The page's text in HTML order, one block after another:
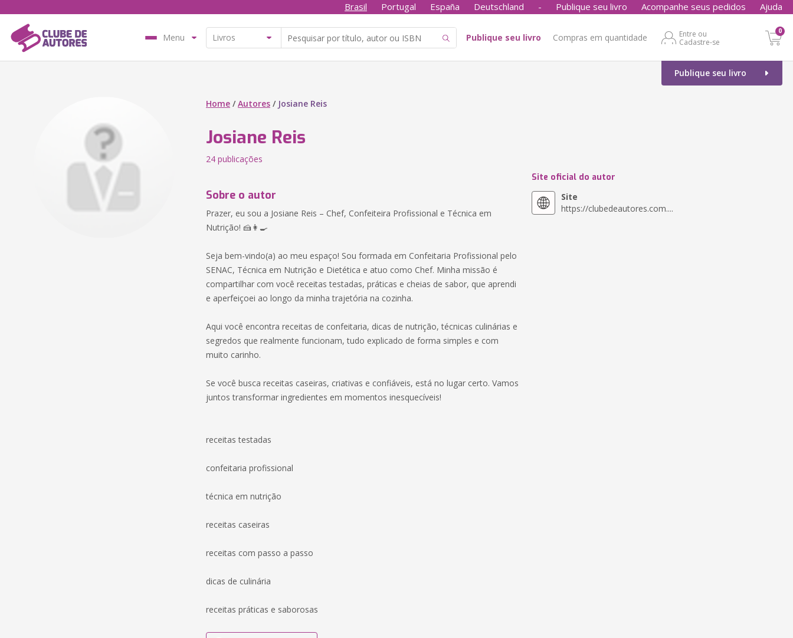
Brasil Portugal España Deutschland - Publique seu livro Acompanhe seus pedidos Ajuda
Menu Publique seu livro Compras em quantidade
Entre ou
Cadastre-se
0
Publique seu livro
Home /Autores / Josiane Reis
Josiane Reis
24 publicações
Sobre o autor
Prazer, eu sou a Josiane Reis – Chef, Confeiteira Profissional e Técnica em
Nutrição! 🍰👩‍🍳
Seja bem-vindo(a) ao meu espaço! Sou formada em Confeitaria Profissional pelo
SENAC, Técnica em Nutrição e Dietética e atuo como Chef. Minha missão é
compartilhar com você receitas testadas, práticas e cheias de sabor, que aprendi
e aperfeiçoei ao longo da minha trajetória na cozinha.
Aqui você encontra receitas de confeitaria, dicas de nutrição, técnicas culinárias e
segredos que realmente funcionam, tudo explicado de forma simples e com
muito carinho.
Se você busca receitas caseiras, criativas e confiáveis, está no lugar certo. Vamos
juntos transformar ingredientes em momentos inesquecíveis!
receitas testadas
confeitaria profissional
técnica em nutrição
receitas caseiras
receitas com passo a passo
dicas de culinária
receitas práticas e saborosas
Site oficial do autor
Site
https://clubedeautores.com....